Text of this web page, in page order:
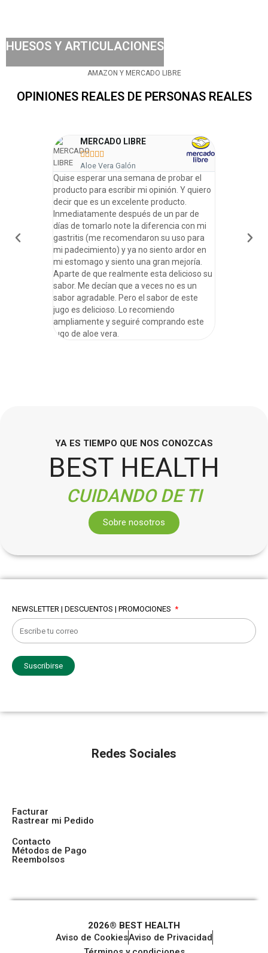
HUESOS Y ARTICULACIONES
AMAZON Y MERCADO LIBRE
OPINIONES REALES DE PERSONAS REALES
MERCADO LIBRE
   
Aloe Vera Galón
Quise esperar una semana de probar el
producto para escribir mi opinión. Y quiero
decir que es un excelente producto.
Inmediatamente después de un par de
días de tomarlo note la diferencia con mi
gastritis (me recomendaron su uso para
mi padecimiento) y ya no siento ardor en
mi estomago y siento una gran mejoría.
Aparte de que realmente esta delicioso su
sabor. Me decían que a veces no es un
sabor agradable. Pero el sabor de este
jugo es delicioso. Lo recomiendo
ampliamente y seguiré comprando este
jugo de aloe vera.
comprarlas
YA ES TIEMPO QUE NOS CONOZCAS
BEST HEALTH
CUIDANDO DE TI
Sobre nosotros
NEWSLETTER | DESCUENTOS | PROMOCIONES
Suscribirse
Redes Sociales
Facturar
Rastrear mi Pedido
Contacto
Métodos de Pago
Reembolsos
2026® BEST HEALTH
Aviso de CookiesAviso de Privacidad